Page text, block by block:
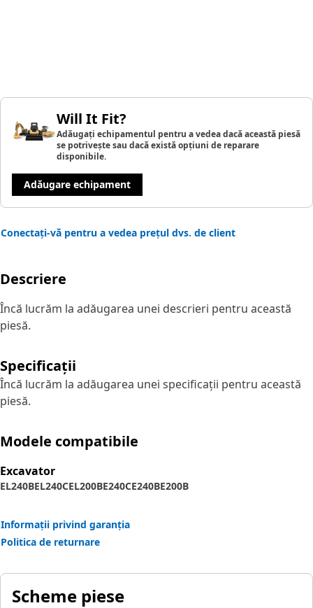
Will It Fit?
Adăugați echipamentul pentru a vedea dacă această piesă
se potrivește sau dacă există opțiuni de reparare
disponibile.
Adăugare echipament
Conectați-vă pentru a vedea prețul dvs. de client
Descriere
Încă lucrăm la adăugarea unei descrieri pentru această
piesă.
Specificații
Încă lucrăm la adăugarea unei specificații pentru această
piesă.
Modele compatibile
Excavator
EL240BEL240CEL200BE240CE240BE200B
Informații privind garanția
Politica de returnare
Scheme piese